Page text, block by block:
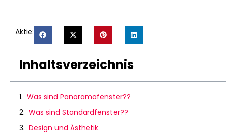
Aktie:
Inhaltsverzeichnis
Was sind Panoramafenster??
Was sind Standardfenster??
Design und Ästhetik